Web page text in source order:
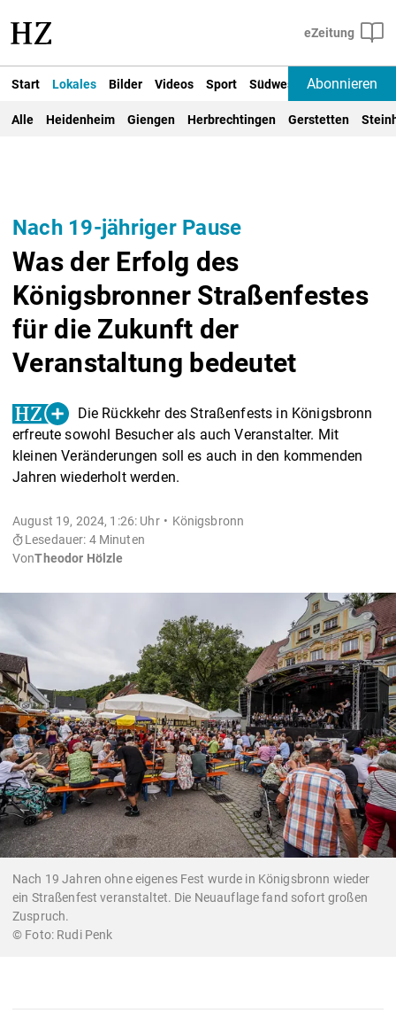
Start Lokales Bilder Videos Sport Südwest Deutschland
Abonnieren
Alle Heidenheim Giengen Herbrechtingen Gerstetten
Nach 19-jähriger Pause
Was der Erfolg des
Königsbronner Straßenfestes
für die Zukunft der
Veranstaltung bedeutet
Die Rückkehr des Straßenfests in Königsbronn
erfreute sowohl Besucher als auch Veranstalter. Mit
kleinen Veränderungen soll es auch in den kommenden
Jahren wiederholt werden.
August 19, 2024, 1:26: Uhr
Königsbronn
Lesedauer: 4 Minuten
VonTheodor Hölzle
Nach 19 Jahren ohne eigenes Fest wurde in Königsbronn wieder
ein Straßenfest veranstaltet. Die Neuauflage fand sofort großen
Zuspruch.
Rudi Penk